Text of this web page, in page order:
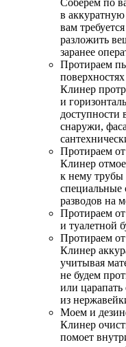
в
вам
разложить
заранее
Протираем
поверхностях
Клинер
и
снаружи,
Протираем
Клинер
к нему
специальные
разводов на
Протираем
и туалетной
Протираем
Клинер
учитывая
не будем
или
из
Моем и
Клинер
помоет